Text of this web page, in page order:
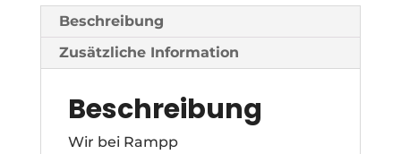
Beschreibung
Zusätzliche Information
Beschreibung
Wir bei Rampp